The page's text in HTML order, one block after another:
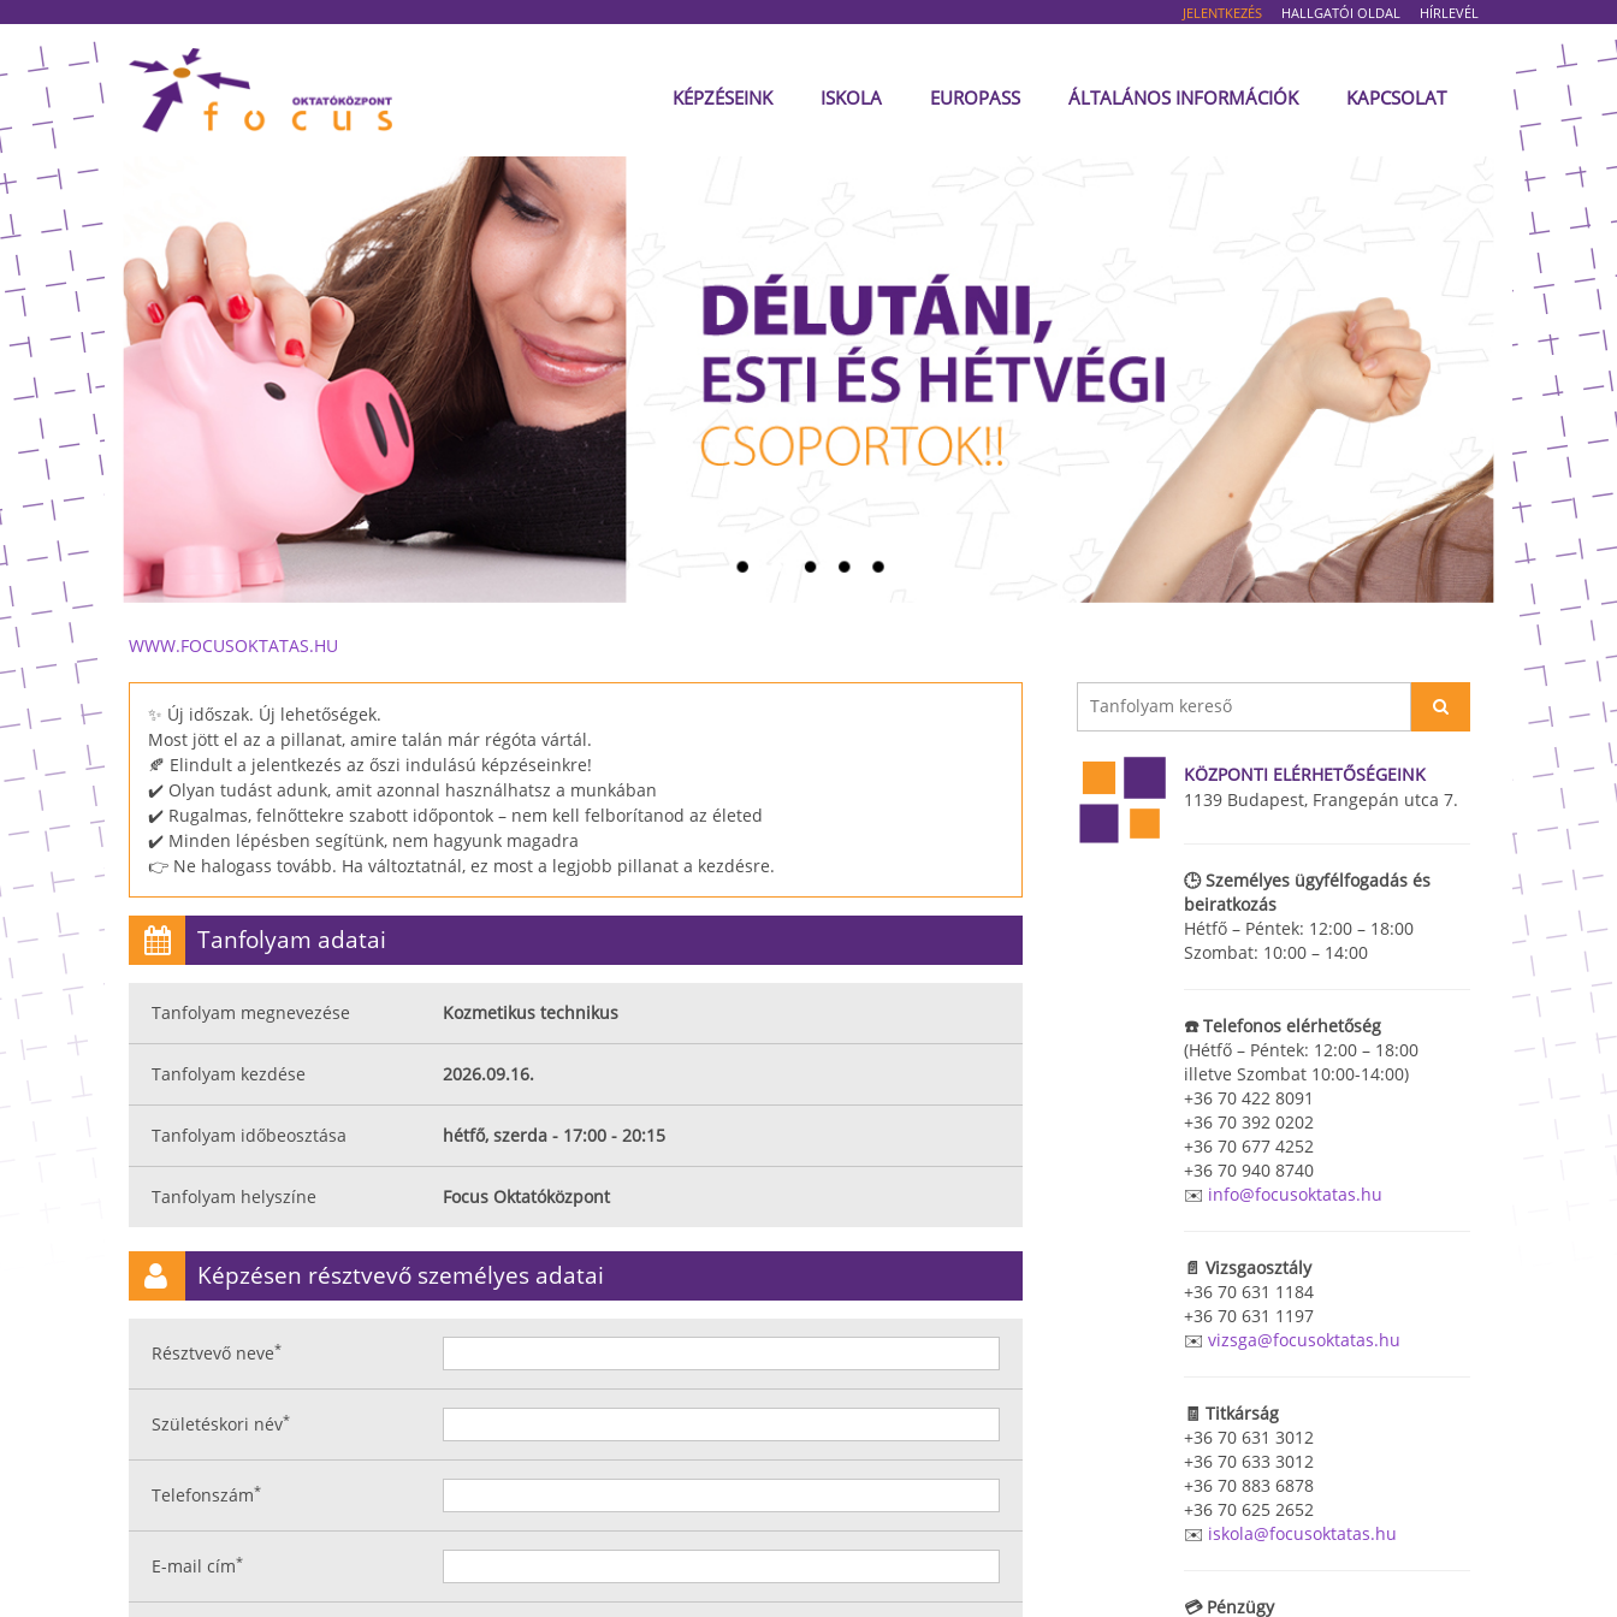
JELENTKEZÉS HALLGATÓI OLDAL HÍRLEVÉL
KÉPZÉSEINK ISKOLA EUROPASS ÁLTALÁNOS INFORMÁCIÓK KAPCSOLAT
WWW.FOCUSOKTATAS.HU
✨ Új időszak. Új lehetőségek.
Most jött el az a pillanat, amire talán már régóta vártál.
🍂 Elindult a jelentkezés az őszi indulású képzéseinkre!
✔️ Olyan tudást adunk, amit azonnal használhatsz a munkában
✔️ Rugalmas, felnőttekre szabott időpontok – nem kell felborítanod az életed
✔️ Minden lépésben segítünk, nem hagyunk magadra
👉 Ne halogass tovább. Ha változtatnál, ez most a legjobb pillanat a kezdésre.
Tanfolyam adatai
Tanfolyam megnevezése Kozmetikus technikus
Tanfolyam kezdése 2026.09.16.
Tanfolyam időbeosztása hétfő, szerda - 17:00 - 20:15
Tanfolyam helyszíne Focus Oktatóközpont
Képzésen résztvevő személyes adatai
Résztvevő neve*
Születéskori név*
Telefonszám*
E-mail cím*
KÖZPONTI ELÉRHETŐSÉGEINK
1139 Budapest, Frangepán utca 7.
🕒 Személyes ügyfélfogadás és
beiratkozás
Hétfő – Péntek: 12:00 – 18:00
Szombat: 10:00 – 14:00
☎️ Telefonos elérhetőség
(Hétfő – Péntek: 12:00 – 18:00
illetve Szombat 10:00-14:00)
+36 70 422 8091
+36 70 392 0202
+36 70 677 4252
+36 70 940 8740
✉️ info@focusoktatas.hu
📄 Vizsgaosztály
+36 70 631 1184
+36 70 631 1197
✉️vizsga@focusoktatas.hu
🧾 Titkárság
+36 70 631 3012
+36 70 633 3012
+36 70 883 6878
+36 70 625 2652
✉️ iskola@focusoktatas.hu
💳 Pénzügy